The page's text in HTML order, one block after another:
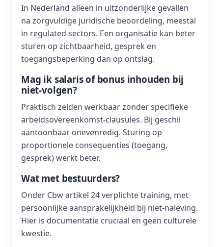
In Nederland alleen in uitzonderlijke gevallen
na zorgvuldige juridische beoordeling, meestal
in regulated sectors. Een organisatie kan beter
sturen op zichtbaarheid, gesprek en
toegangsbeperking dan op ontslag.
Mag ik salaris of bonus inhouden bij
niet-volgen?
Praktisch zelden werkbaar zonder specifieke
arbeidsovereenkomst-clausules. Bij geschil
aantoonbaar onevenredig. Sturing op
proportionele consequenties (toegang,
gesprek) werkt beter.
Wat met bestuurders?
Onder Cbw artikel 24 verplichte training, met
persoonlijke aansprakelijkheid bij niet-naleving.
Hier is documentatie cruciaal en geen culturele
kwestie.